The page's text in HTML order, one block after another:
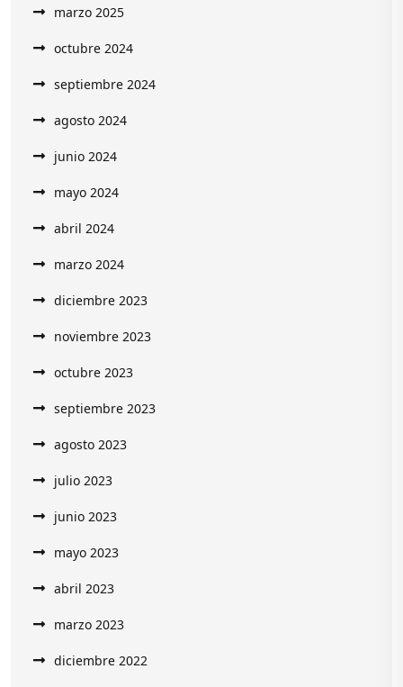
marzo 2025
octubre 2024
septiembre 2024
agosto 2024
junio 2024
mayo 2024
abril 2024
marzo 2024
diciembre 2023
noviembre 2023
octubre 2023
septiembre 2023
agosto 2023
julio 2023
junio 2023
mayo 2023
abril 2023
marzo 2023
diciembre 2022